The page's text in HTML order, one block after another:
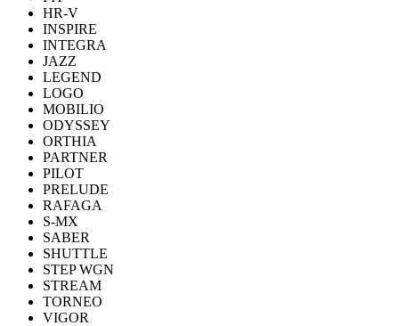
HR-V
INSPIRE
INTEGRA
JAZZ
LEGEND
LOGO
MOBILIO
ODYSSEY
ORTHIA
PARTNER
PILOT
PRELUDE
RAFAGA
S-MX
SABER
SHUTTLE
STEP WGN
STREAM
TORNEO
VIGOR